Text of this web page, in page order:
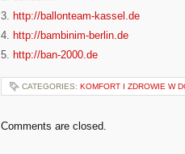
3. http://ballonteam-kassel.de
4. http://bambinim-berlin.de
5. http://ban-2000.de
CATEGORIES: KOMFORT I ZDROWIE W
Comments are closed.